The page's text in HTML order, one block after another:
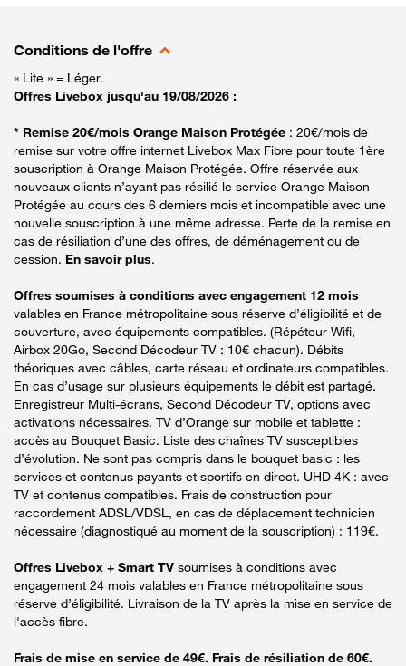
Conditions de l'offre
« Lite » = Léger.
Offres Livebox jusqu'au 19/08/2026 :
* Remise 20€/mois Orange Maison Protégée : 20€/mois de
remise sur votre offre internet Livebox Max Fibre pour toute 1ère
souscription à Orange Maison Protégée. Offre réservée aux
nouveaux clients n’ayant pas résilié le service Orange Maison
Protégée au cours des 6 derniers mois et incompatible avec une
nouvelle souscription à une même adresse. Perte de la remise en
cas de résiliation d’une des offres, de déménagement ou de
cession. En savoir plus.
Offres soumises à conditions avec engagement 12 mois
valables en France métropolitaine sous réserve d’éligibilité et de
couverture, avec équipements compatibles. (Répéteur Wifi,
Airbox 20Go, Second Décodeur TV : 10€ chacun). Débits
théoriques avec câbles, carte réseau et ordinateurs compatibles.
En cas d’usage sur plusieurs équipements le débit est partagé.
Enregistreur Multi-écrans, Second Décodeur TV, options avec
activations nécessaires. TV d’Orange sur mobile et tablette :
accès au Bouquet Basic. Liste des chaînes TV susceptibles
d’évolution. Ne sont pas compris dans le bouquet basic : les
services et contenus payants et sportifs en direct. UHD 4K : avec
TV et contenus compatibles. Frais de construction pour
raccordement ADSL/VDSL, en cas de déplacement technicien
nécessaire (diagnostiqué au moment de la souscription) : 119€.
Offres Livebox + Smart TV soumises à conditions avec
engagement 24 mois valables en France métropolitaine sous
réserve d’éligibilité. Livraison de la TV après la mise en service de
l'accès fibre.
Frais de mise en service de 49€. Frais de résiliation de 60€.